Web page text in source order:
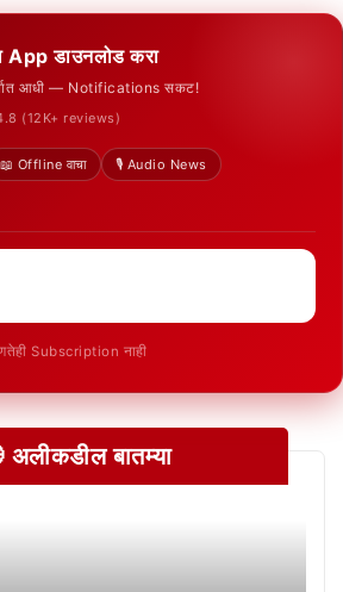
App डाउनलोड करा
आधी — Notifications सकट!
(12K+ reviews)
📖 Offline वाचा
🎙️ Audio News
Subscription नाही
अलीकडील बातम्या